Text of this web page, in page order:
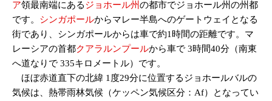
ア領最南端にあるジョホール州の都市でジョホール州の州都
です。 シンガポールからマレー半島へのゲートウェイとなる
街であり、シンガポールからは車で約1時間の距離です。マ
レーシアの首都クアラルンプールから車で 3時間40分（南東
へ道なりで 335キロメートル）です。
ほぼ赤道直下の北緯 1度29分に位置するジョホールバルの
気候は、熱帯雨林気候（ケッペン気候区分：Af）となってい